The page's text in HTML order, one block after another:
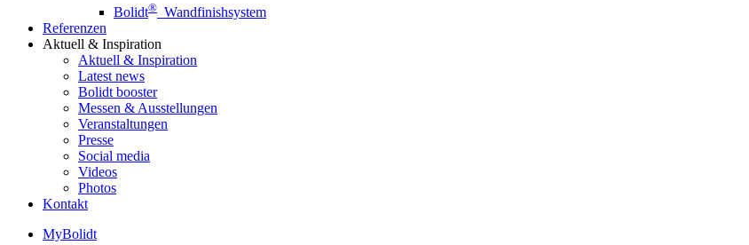
Bolidt® Wandfinishsystem
Referenzen
Aktuell & Inspiration
Aktuell & Inspiration
Latest news
Bolidt booster
Messen & Ausstellungen
Veranstaltungen
Presse
Social media
Videos
Photos
Kontakt
MyBolidt